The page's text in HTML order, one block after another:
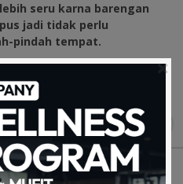
seru karna barengan
jadi tidak perlu
pindah tempat.